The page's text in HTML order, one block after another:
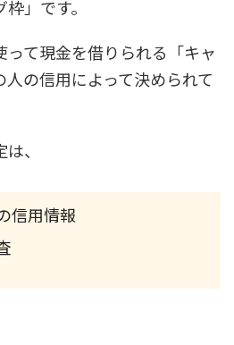
」 です。
て現金を借りられる 「キャ
人の信用によって決められて
、
信用情報